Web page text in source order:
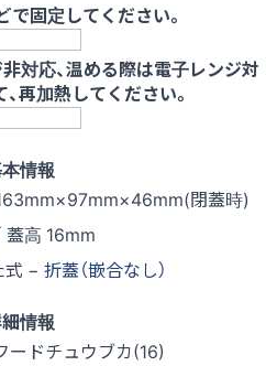
固定してください。
対応、温める際は電子レンジ対
再加熱してください。
情報
閉蓋時)
高 16mm
式 − 折蓋（嵌合なし）
情報
ードチュウブカ(16)